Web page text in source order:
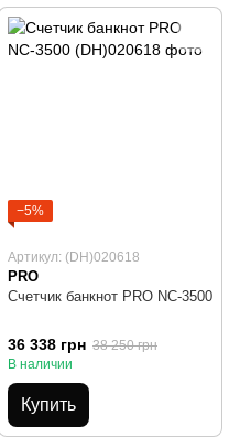
−5%
Артикул: (DH)020618
PRO
Счетчик банкнот PRO NC-3500
36 338 грн 38 250 грн
В наличии
Купить